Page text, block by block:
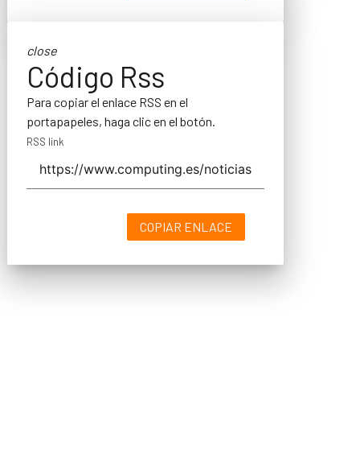
close
Código Rss
Para copiar el enlace RSS en el
portapapeles, haga clic en el botón.
RSS link
COPIAR ENLACE